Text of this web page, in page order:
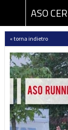
« torna indietro